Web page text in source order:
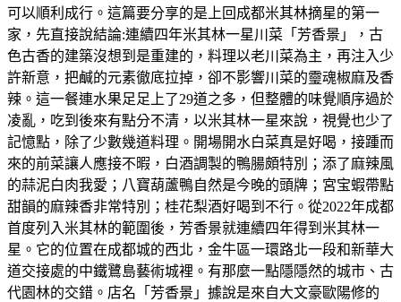
可以順利成行。這篇要分享的是上回成都米其林摘星的第一
家，先直接說結論:連續四年米其林一星川菜「芳香景」，古
色古香的建築沒想到是重建的，料理以老川菜為主，再注入少
許新意，把鹹的元素徹底拉掉，卻不影響川菜的𩆜魂椒麻及香
辣。這一餐連水果足足上了29道之多，但整體的味覺順序過於
凌亂，吃到後來有點分不清，以米其林一星來說，視覺也少了
記憶點，除了少數幾道料理。開場開水白菜真是好喝，接踵而
來的前菜讓人應接不暇，白酒調製的鴨腸頗特別；添了麻辣風
的蒜泥白肉我愛；八寶葫蘆鴨自然是今晚的頭牌；宮宝蝦帶點
甜韻的麻辣香非常特別；桂花梨酒好喝到不行。從2022年成都
首度列入米其林的範圍後，芳香景就連續四年得到米其林一
星。它的位置在成都城的西北，金牛區一環路北一段和新華大
道交接處的中鐵鷺島藝術城裡。有那麼一點隱隱然的城市、古
代園林的交錯。店名「芳香景」據說是來自大文豪歐陽修的